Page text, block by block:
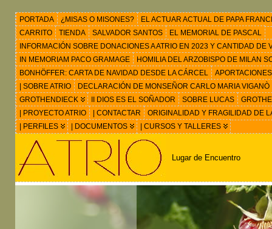
PORTADA ¿MISAS O MISONES?
EL ACTUAR ACTUAL DE PAPA
CARRITO
TIENDA SALVADOR SANTOS
EL MEMORIAL DE PASCAL
INFORMACIÓN SOBRE DONACIONES A ATRIO EN 2023 Y CANTIDAD
IN MEMORIAM PACO GRAMAGE
HOMILIA DEL ARZOBISPO DE MILAN
BONHÖFFER: CARTA DE NAVIDAD DESDE LA CÁRCEL
| SOBRE ATRIO
DECLARACIÓN DE MONSEÑOR CARLO MARIA VIGANÒ
GROTHENDIECK
II DIOS ES EL SOÑADOR SOBRE LUCAS
| PROYECTO ATRIO
| CONTACTAR
ORIGINALIDAD Y FRAGILIDAD DE
| PERFILES
| DOCUMENTOS | CURSOS Y TALLERES
Lugar de Encuentro